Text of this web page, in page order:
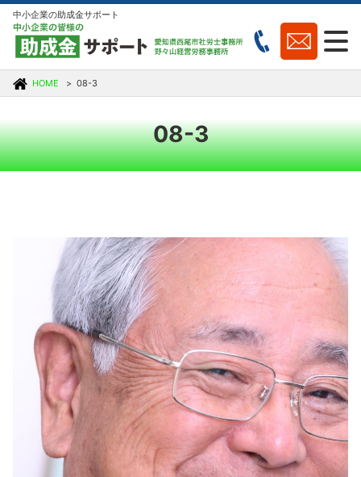
中小企業の助成金サポート
HOME 08-3
08-3